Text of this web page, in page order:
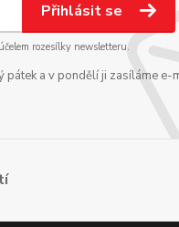
Přihlásit se
rozesílky newsletteru.
pátek a v pondělí ji zasíláme e-